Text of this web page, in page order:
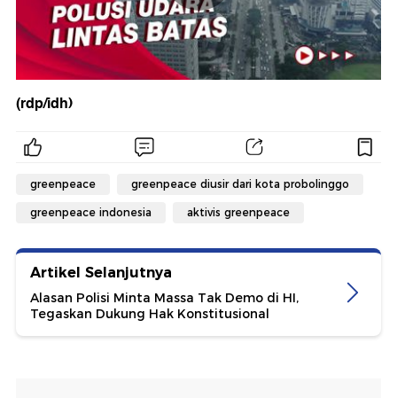
(rdp/idh)
greenpeace greenpeace diusir dari kota probolinggo
greenpeace indonesia aktivis greenpeace
Artikel Selanjutnya
Alasan Polisi Minta Massa Tak Demo di HI,
Tegaskan Dukung Hak Konstitusional